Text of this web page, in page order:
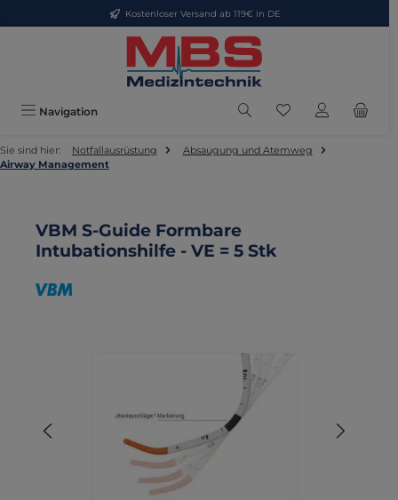
Zum Hauptinhalt springenKostenloser Versand ab 119€ in DE
Navigation Du hast 0
Sie sind hier: Notfallausrüstung
Absaugung und Atemweg
Airway Management
VBM S-Guide Formbare
Intubationshilfe - VE = 5 Stk